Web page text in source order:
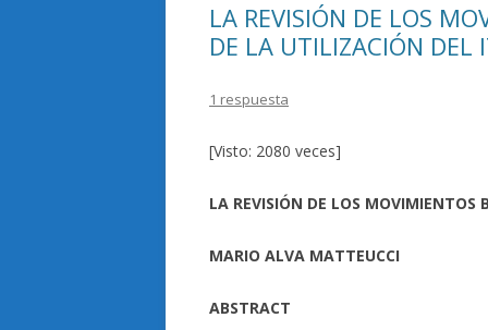
LA REVISIÓN DE LOS
DE LA UTILIZACIÓN DEL
1 respuesta
[Visto: 2080 veces]
LA REVISIÓN DE LOS MOVIMIENTOS
MARIO ALVA MATTEUCCI
ABSTRACT